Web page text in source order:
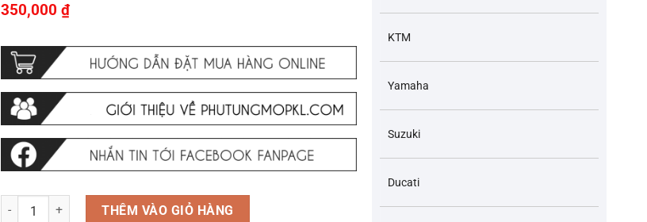
350,000₫
Cảm biến Công tắc quạt két nước Suzuki Wagon 2001 - 2007 Ô tô Xe máy Xe Mô tô PKL PKN Xe off-road và các dòng xe tương
THÊM VÀO GIỎ HÀNG
KTM
Yamaha
Suzuki
Ducati